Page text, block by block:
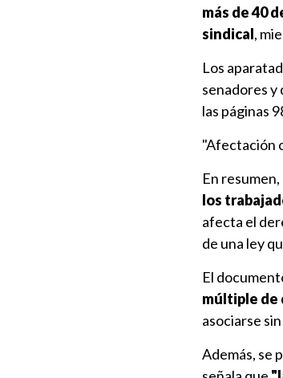
más de 40
sindical,
Los
senadores y
las páginas
"Afectación
En resumen,
los
afecta el
de una ley
El
múltiple de
asociarse
Además, se